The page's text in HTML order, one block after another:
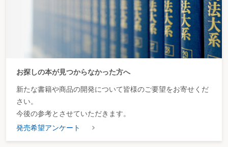
お探しの本が見つからなかった方へ
新たな書籍や商品の開発について皆様のご要望をお寄せくだ
さい。
今後の参考とさせていただきます。
発売希望アンケート